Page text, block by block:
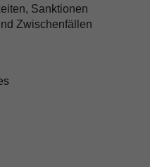
Sanktionen
Zwischenfällen